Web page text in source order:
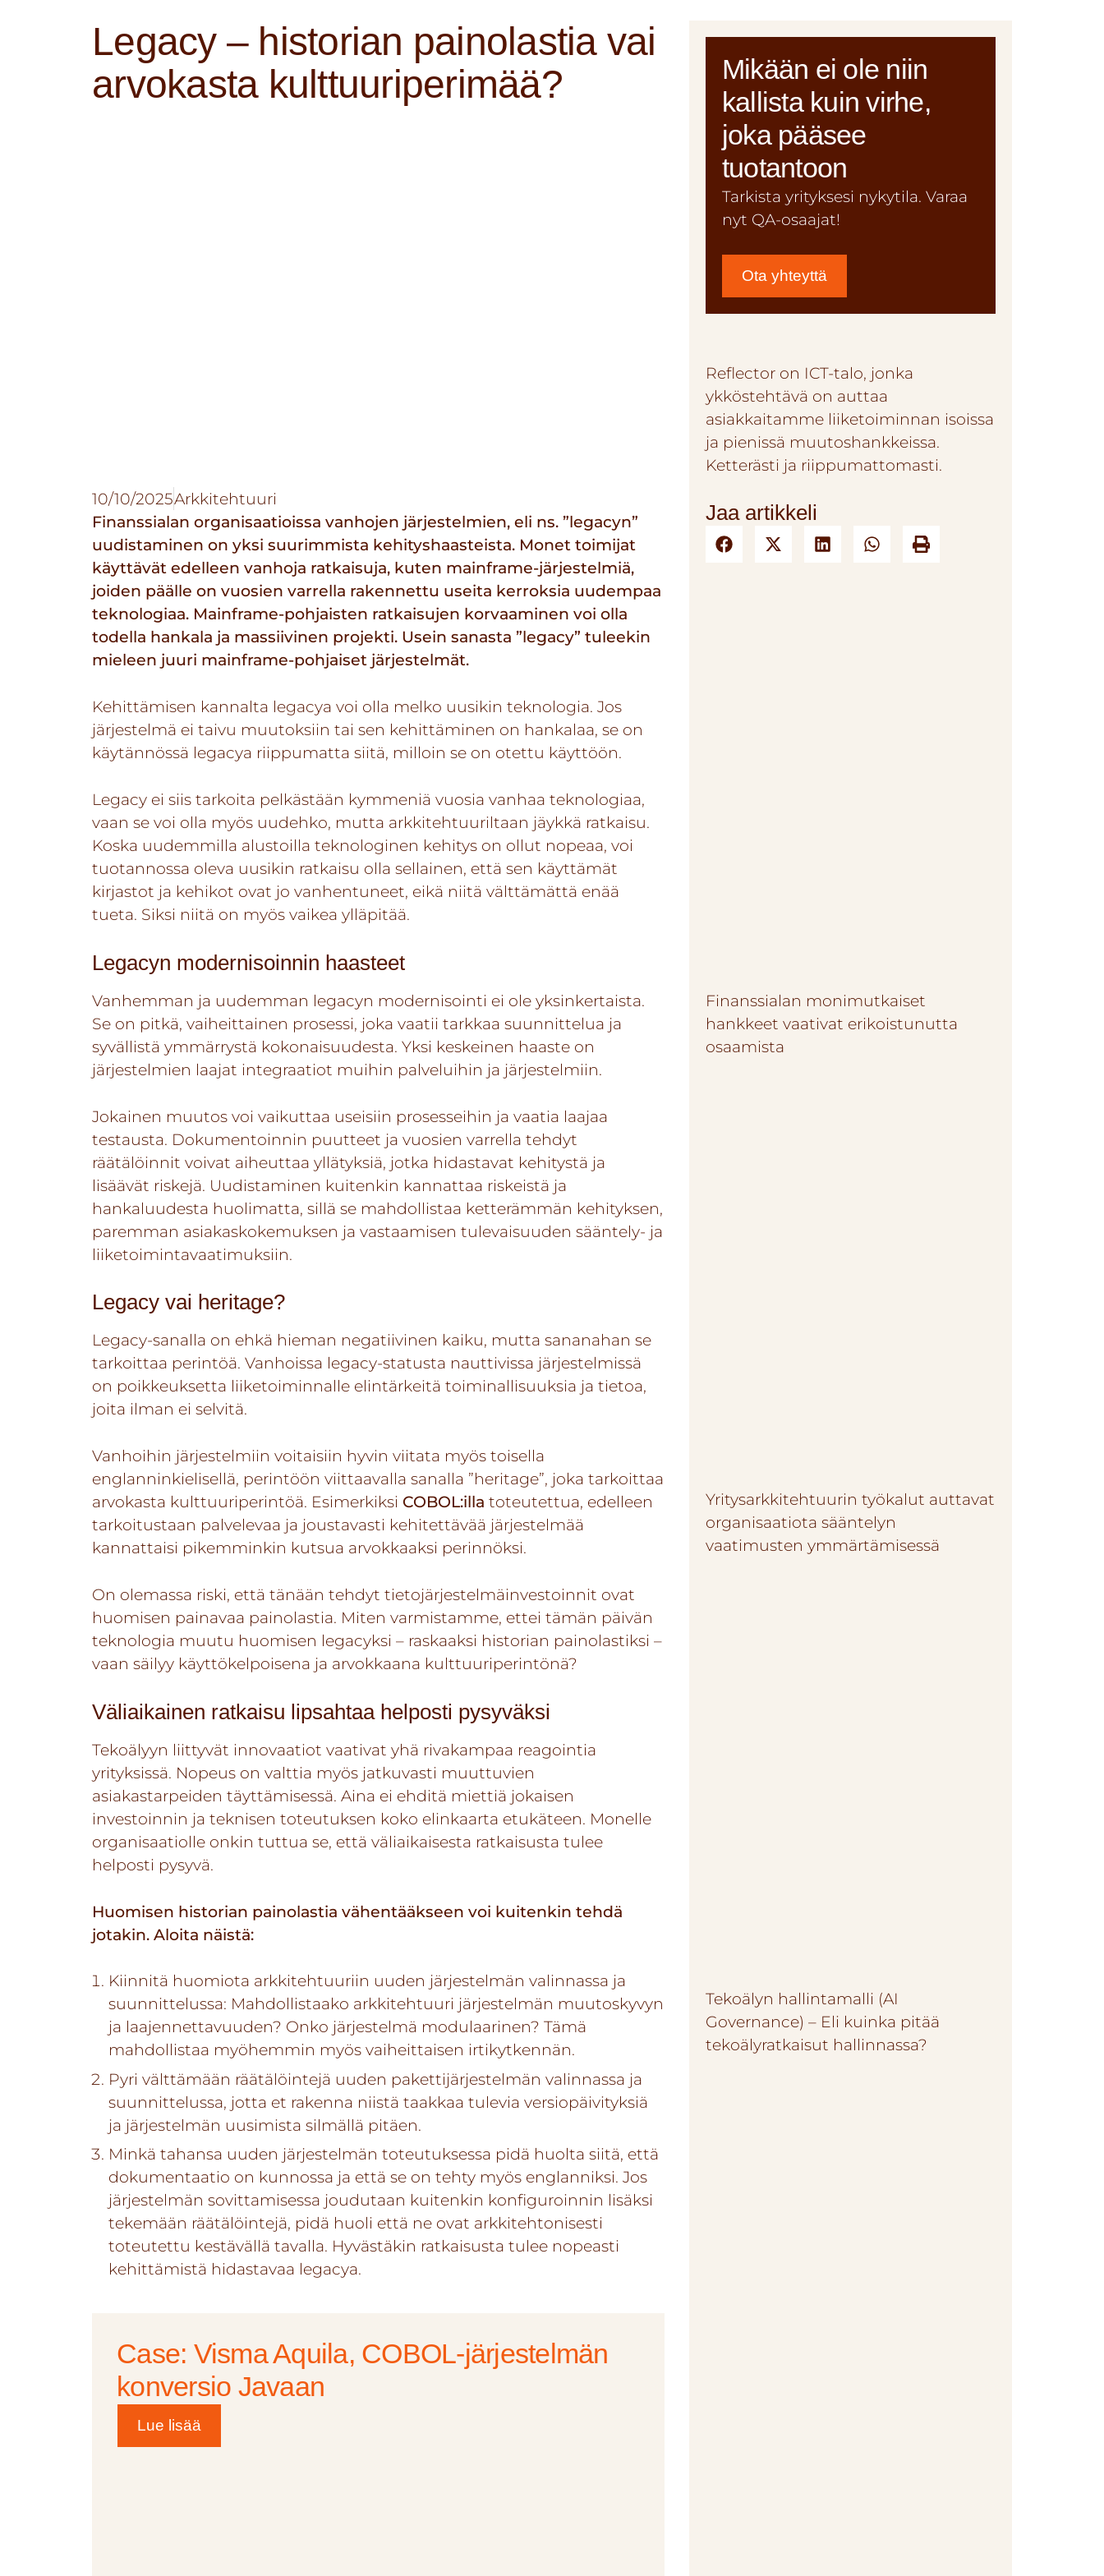
Legacy – historian painolastia vai
arvokasta kulttuuriperimää?
10/10/2025Arkkitehtuuri
Finanssialan organisaatioissa vanhojen järjestelmien, eli ns. ”legacyn”
uudistaminen on yksi suurimmista kehityshaasteista. Monet toimijat
käyttävät edelleen vanhoja ratkaisuja, kuten mainframe-järjestelmiä,
joiden päälle on vuosien varrella rakennettu useita kerroksia uudempaa
teknologiaa. Mainframe-pohjaisten ratkaisujen korvaaminen voi olla
todella hankala ja massiivinen projekti. Usein sanasta ”legacy” tuleekin
mieleen juuri mainframe-pohjaiset järjestelmät.
Kehittämisen kannalta legacya voi olla melko uusikin teknologia. Jos
järjestelmä ei taivu muutoksiin tai sen kehittäminen on hankalaa, se on
käytännössä legacya riippumatta siitä, milloin se on otettu käyttöön.
Legacy ei siis tarkoita pelkästään kymmeniä vuosia vanhaa teknologiaa,
vaan se voi olla myös uudehko, mutta arkkitehtuuriltaan jäykkä ratkaisu.
Koska uudemmilla alustoilla teknologinen kehitys on ollut nopeaa, voi
tuotannossa oleva uusikin ratkaisu olla sellainen, että sen käyttämät
kirjastot ja kehikot ovat jo vanhentuneet, eikä niitä välttämättä enää
tueta. Siksi niitä on myös vaikea ylläpitää.
Legacyn modernisoinnin haasteet
Vanhemman ja uudemman legacyn modernisointi ei ole yksinkertaista.
Se on pitkä, vaiheittainen prosessi, joka vaatii tarkkaa suunnittelua ja
syvällistä ymmärrystä kokonaisuudesta. Yksi keskeinen haaste on
järjestelmien laajat integraatiot muihin palveluihin ja järjestelmiin.
Jokainen muutos voi vaikuttaa useisiin prosesseihin ja vaatia laajaa
testausta. Dokumentoinnin puutteet ja vuosien varrella tehdyt
räätälöinnit voivat aiheuttaa yllätyksiä, jotka hidastavat kehitystä ja
lisäävät riskejä. Uudistaminen kuitenkin kannattaa riskeistä ja
hankaluudesta huolimatta, sillä se mahdollistaa ketterämmän kehityksen,
paremman asiakaskokemuksen ja vastaamisen tulevaisuuden sääntely- ja
liiketoimintavaatimuksiin.
Legacy vai heritage?
Legacy-sanalla on ehkä hieman negatiivinen kaiku, mutta sananahan se
tarkoittaa perintöä. Vanhoissa legacy-statusta nauttivissa järjestelmissä
on poikkeuksetta liiketoiminnalle elintärkeitä toiminallisuuksia ja tietoa,
joita ilman ei selvitä.
Vanhoihin järjestelmiin voitaisiin hyvin viitata myös toisella
englanninkielisellä, perintöön viittaavalla sanalla ”heritage”, joka tarkoittaa
arvokasta kulttuuriperintöä. Esimerkiksi COBOL:illa toteutettua, edelleen
tarkoitustaan palvelevaa ja joustavasti kehitettävää järjestelmää
kannattaisi pikemminkin kutsua arvokkaaksi perinnöksi.
On olemassa riski, että tänään tehdyt tietojärjestelmäinvestoinnit ovat
huomisen painavaa painolastia. Miten varmistamme, ettei tämän päivän
teknologia muutu huomisen legacyksi – raskaaksi historian painolastiksi –
vaan säilyy käyttökelpoisena ja arvokkaana kulttuuriperintönä?
Väliaikainen ratkaisu lipsahtaa helposti pysyväksi
Tekoälyyn liittyvät innovaatiot vaativat yhä rivakampaa reagointia
yrityksissä. Nopeus on valttia myös jatkuvasti muuttuvien
asiakastarpeiden täyttämisessä. Aina ei ehditä miettiä jokaisen
investoinnin ja teknisen toteutuksen koko elinkaarta etukäteen. Monelle
organisaatiolle onkin tuttua se, että väliaikaisesta ratkaisusta tulee
helposti pysyvä.
Huomisen historian painolastia vähentääkseen voi kuitenkin tehdä
jotakin. Aloita näistä:
Kiinnitä huomiota arkkitehtuuriin uuden järjestelmän valinnassa ja
suunnittelussa: Mahdollistaako arkkitehtuuri järjestelmän muutoskyvyn
ja laajennettavuuden? Onko järjestelmä modulaarinen? Tämä
mahdollistaa myöhemmin myös vaiheittaisen irtikytkennän.
Pyri välttämään räätälöintejä uuden pakettijärjestelmän valinnassa ja
suunnittelussa, jotta et rakenna niistä taakkaa tulevia versiopäivityksiä
ja järjestelmän uusimista silmällä pitäen.
Minkä tahansa uuden järjestelmän toteutuksessa pidä huolta siitä, että
dokumentaatio on kunnossa ja että se on tehty myös englanniksi. Jos
järjestelmän sovittamisessa joudutaan kuitenkin konfiguroinnin lisäksi
tekemään räätälöintejä, pidä huoli että ne ovat arkkitehtonisesti
toteutettu kestävällä tavalla. Hyvästäkin ratkaisusta tulee nopeasti
kehittämistä hidastavaa legacya.
Case: Visma Aquila, COBOL-järjestelmän
konversio Javaan
Lue lisää
Mikään ei ole niin
kallista kuin virhe,
joka pääsee
tuotantoon
Tarkista yrityksesi nykytila. Varaa
nyt QA-osaajat!
Ota yhteyttä
Reflector on ICT-talo, jonka
ykköstehtävä on auttaa
asiakkaitamme liiketoiminnan isoissa
ja pienissä muutoshankkeissa.
Ketterästi ja riippumattomasti.
Jaa artikkeli
Finanssialan monimutkaiset
hankkeet vaativat erikoistunutta
osaamista
Yritysarkkitehtuurin työkalut auttavat
organisaatiota sääntelyn
vaatimusten ymmärtämisessä
Tekoälyn hallintamalli (AI
Governance) – Eli kuinka pitää
tekoälyratkaisut hallinnassa?